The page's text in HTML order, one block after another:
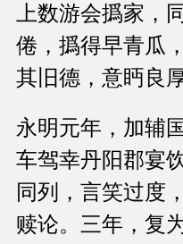
上数游会撝家，
倦，撝得早青瓜
其旧德，意眄良
永明元年，加辅
车驾幸丹阳郡宴
同列，言笑过度
赎论。三年，复